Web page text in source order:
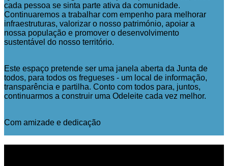
cada pessoa se sinta parte ativa da comunidade.
Continuaremos a trabalhar com empenho para melhorar
infraestruturas, valorizar o nosso património, apoiar a
nossa população e promover o desenvolvimento
sustentável do nosso território.
Este espaço pretende ser uma janela aberta da Junta de
todos, para todos os fregueses - um local de informação,
transparência e partilha. Conto com todos para, juntos,
continuarmos a construir uma Odeleite cada vez melhor.
Com amizade e dedicação